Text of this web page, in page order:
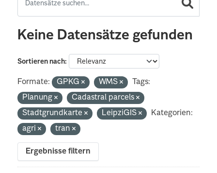
Keine Datensätze gefunden
Sortieren nach
Formate: GPKG WMS
Tags:
Planung
Cadastral parcels
Stadtgrundkarte
LeipziGIS
Kategorien:
agri
tran
Ergebnisse filtern